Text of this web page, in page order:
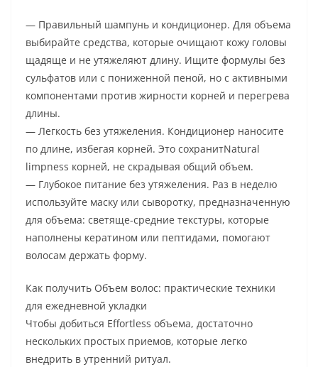
— Правильный шампунь и кондиционер. Для объема
выбирайте средства, которые очищают кожу головы
щадяще и не утяжеляют длину. Ищите формулы без
сульфатов или с пониженной пеной, но с активными
компонентами против жирности корней и перегрева
длины.
— Легкость без утяжеления. Кондиционер наносите
по длине, избегая корней. Это сохранитNatural
limpness корней, не скрадывая общий объем.
— Глубокое питание без утяжеления. Раз в неделю
используйте маску или сыворотку, предназначенную
для объема: светяще-средние текстуры, которые
наполнены кератином или пептидами, помогают
волосам держать форму.
Как получить Объем волос: практические техники
для ежедневной укладки
Чтобы добиться Effortless объема, достаточно
нескольких простых приемов, которые легко
внедрить в утренний ритуал.